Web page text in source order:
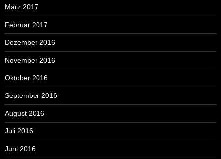
März 2017
Februar 2017
Dezember 2016
November 2016
Oktober 2016
September 2016
August 2016
Juli 2016
Juni 2016